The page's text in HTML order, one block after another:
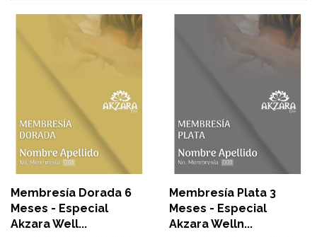
Membresía Dorada 6
Meses - Especial
Akzara Well...
Membresía Plata 3
Meses - Especial
Akzara Welln...